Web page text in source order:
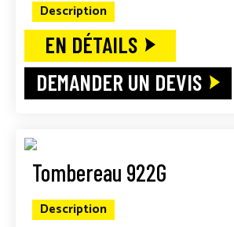
Description
EN DÉTAILS
DEMANDER UN DEVIS
Tombereau 922G
Description